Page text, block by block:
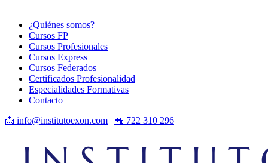
¿Quiénes somos?
Cursos FP
Cursos Profesionales
Cursos Express
Cursos Federados
Certificados Profesionalidad
Especialidades Formativas
Contacto
📩 info@institutoexon.com | 📲 722 310 296